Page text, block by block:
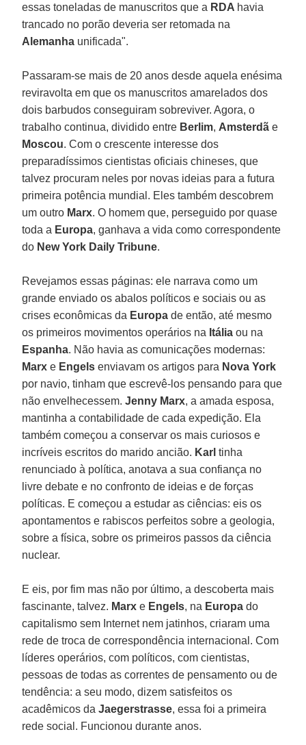
essas toneladas de manuscritos que a RDA havia
trancado no porão deveria ser retomada na
Alemanha unificada".
Passaram-se mais de 20 anos desde aquela enésima
reviravolta em que os manuscritos amarelados dos
dois barbudos conseguiram sobreviver. Agora, o
trabalho continua, dividido entre Berlim, Amsterdãe
Moscou. Com o crescente interesse dos
preparadíssimos cientistas oficiais chineses, que
talvez procuram neles por novas ideias para a futura
primeira potência mundial. Eles também descobrem
um outro Marx. O homem que, perseguido por quase
toda a Europa, ganhava a vida como correspondente
do New York Daily Tribune.
Revejamos essas páginas: ele narrava como um
grande enviado os abalos políticos e sociais ou as
crises econômicas da Europade então, até mesmo
os primeiros movimentos operários na Itáliaou na
Espanha. Não havia as comunicações modernas:
Marxe Engelsenviavam os artigos para Nova York
por navio, tinham que escrevê-los pensando para que
não envelhecessem.Jenny Marx, a amada esposa,
mantinha a contabilidade de cada expedição. Ela
também começou a conservar os mais curiosos e
incríveis escritos do marido ancião. Karltinha
renunciado à política, anotava a sua confiança no
livre debate e no confronto de ideias e de forças
políticas. E começou a estudar as ciências: eis os
apontamentos e rabiscos perfeitos sobre a geologia,
sobre a física, sobre os primeiros passos da ciência
nuclear.
E eis, por fim mas não por último, a descoberta mais
fascinante, talvez. Marxe Engels, na Europado
capitalismo sem Internet nem jatinhos, criaram uma
rede de troca de correspondência internacional. Com
líderes operários, com políticos, com cientistas,
pessoas de todas as correntes de pensamento ou de
tendência: a seu modo, dizem satisfeitos os
acadêmicos daJaegerstrasse, essa foi a primeira
rede social. Funcionou durante anos.